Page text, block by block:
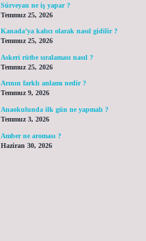
Sürveyan ne iş yapar ?
Temmuz 25, 2026
Kanada’ya kalıcı olarak nasıl gidilir ?
Temmuz 25, 2026
Askeri rütbe sıralaması nasıl ?
Temmuz 25, 2026
Arının farklı anlamı nedir ?
Temmuz 9, 2026
Anaokulunda ilk gün ne yapmalı ?
Temmuz 3, 2026
Amber ne aroması ?
Haziran 30, 2026